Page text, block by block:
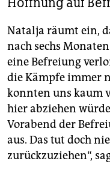
Natalja räumt ein,
nach sechs
eine Befreiung
die Kämpfe immer
konnten uns kaum
hier abziehen
Vorabend der
aus. Das tut doch
zurückzuziehen“,